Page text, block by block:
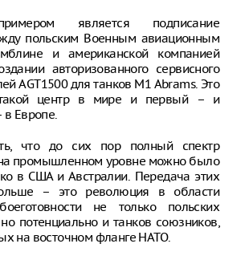
является подписание
польским Военным авиационным
и американской компанией
авторизованного сервисного
AGT1500 для танков M1 Abrams. Это
такой центр в мире и первый – и
в Европе.
что до сих пор полный спектр
промышленном уровне можно было
в США и Австралии. Передача этих
– это революция в области
не только польских
потенциально и танков союзников,
на восточном фланге НАТО.